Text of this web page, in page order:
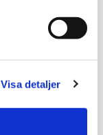
Visa detaljer
alltid innan
på 14 dagar från